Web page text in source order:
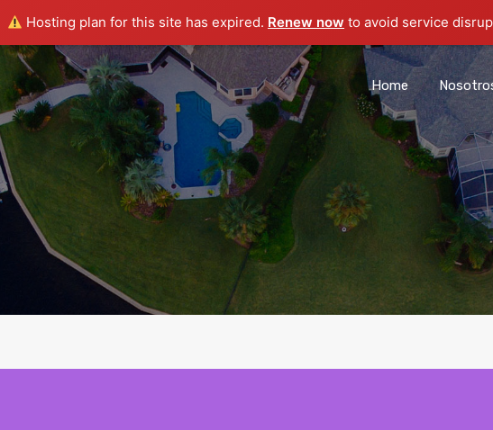
Hosting plan for this site has expired. Renew now to avoid service
Home